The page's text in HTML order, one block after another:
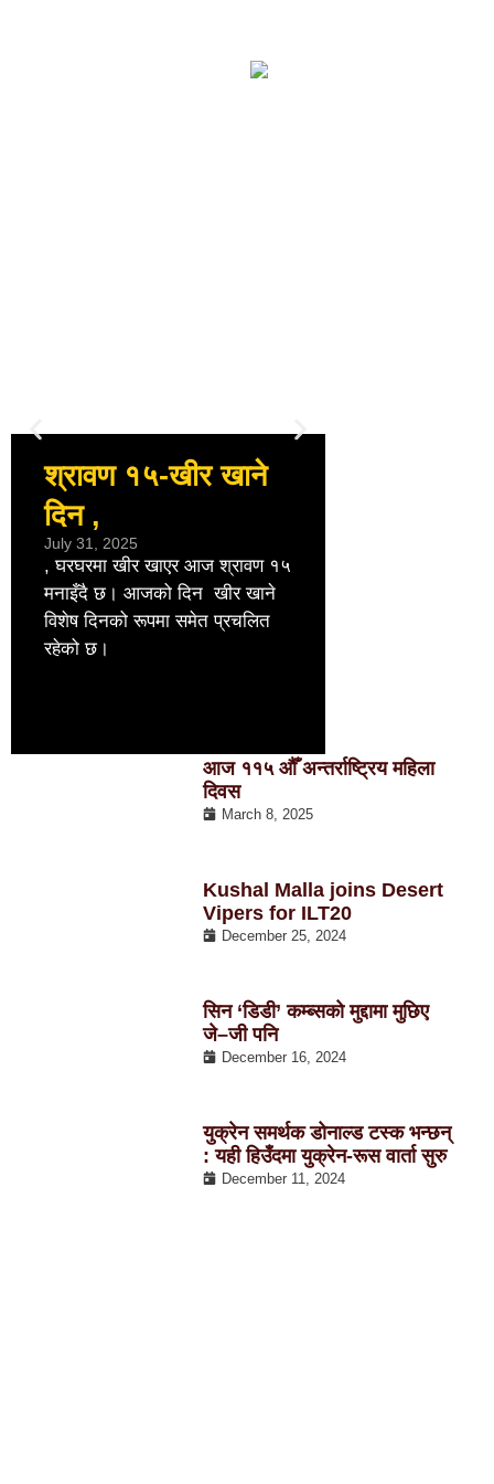
श्रावण १५-खीर खाने
दिन ,
July 31, 2025
, घरघरमा खीर खाएर आज श्रावण १५
मनाइँदै छ। आजको दिन खीर खाने
विशेष दिनको रूपमा समेत प्रचलित
रहेको छ।
आज ११५ औँ अन्तर्राष्ट्रिय महिला
दिवस
March 8, 2025
Kushal Malla joins Desert
Vipers for ILT20
December 25, 2024
सिन ‘डिडी’ कम्ब्सको मुद्दामा मुछिए
जे–जी पनि
December 16, 2024
युक्रेन समर्थक डोनाल्ड टस्क भन्छन्
: यही हिउँदमा युक्रेन-रूस वार्ता सुरु
December 11, 2024